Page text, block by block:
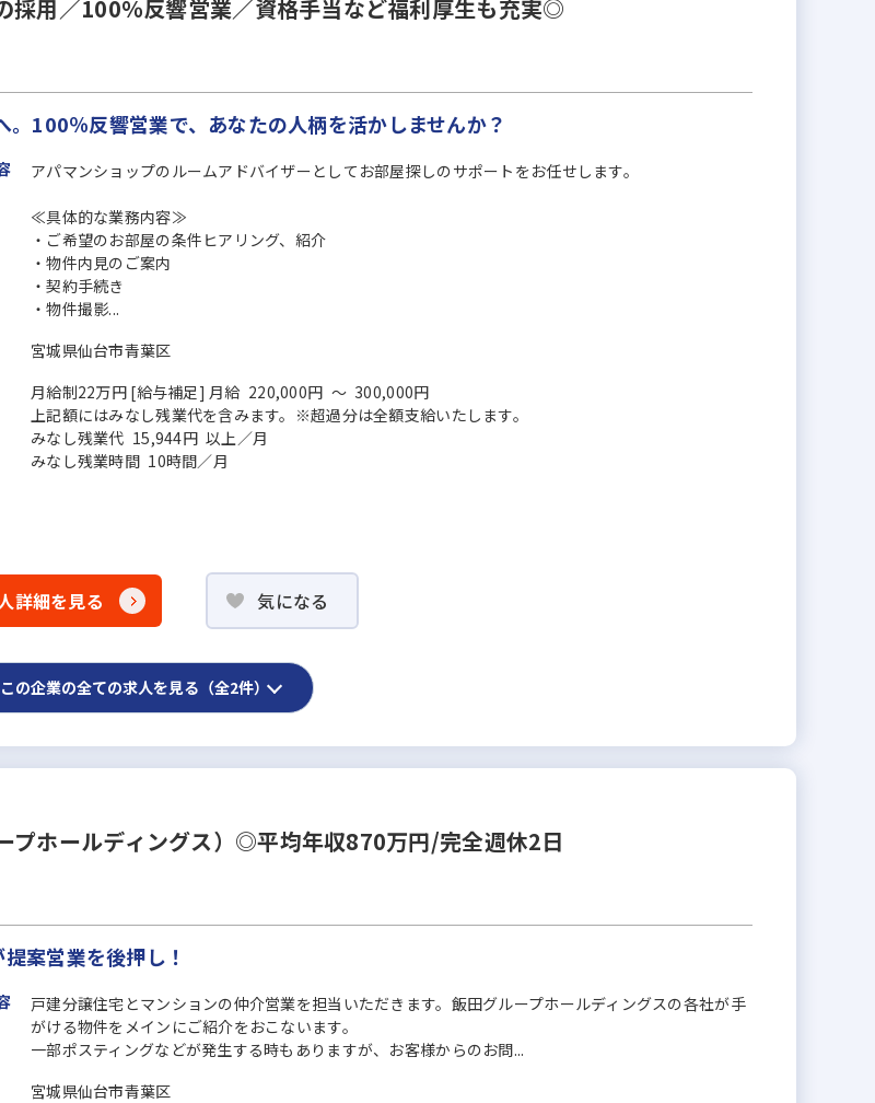
用／100％反響営業／資格手当など福利厚生も充実◎
100％反響営業で、あなたの人柄を活かしませんか？
アパマンショップのルームアドバイザーとしてお部屋探しのサポートをお任せします。
≪具体的な業務内容≫
・ご希望のお部屋の条件ヒアリング、紹介
・物件内見のご案内
・契約手続き
・物件撮影...
宮城県仙台市青葉区
月給制22万円 [給与補足] 月給 220,000円 ～ 300,000円
上記額にはみなし残業代を含みます。※超過分は全額支給いたします。
みなし残業代 15,944円 以上／月
みなし残業時間 10時間／月
詳細を見る 気になる
この企業の全ての求人を見る（全2件）
プホールディングス）◎平均年収870万円/完全週休2日
案営業を後押し！
戸建分譲住宅とマンションの仲介営業を担当いただきます。飯田グループホールディングスの各社が手
がける物件をメインにご紹介をおこないます。
一部ポスティングなどが発生する時もありますが、お客様からのお問...
宮城県仙台市青葉区